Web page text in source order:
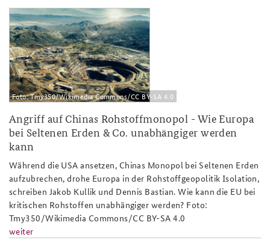
ap2-
Foto: Tmy350/Wikimedia Commons/CC BY-SA 4.0
Angriff auf Chinas Rohstoffmonopol - Wie Europa
bei Seltenen Erden & Co. unabhängiger werden
kann
Während die USA ansetzen, Chinas Monopol bei Seltenen Erden
aufzubrechen, drohe Europa in der Rohstoffgeopolitik Isolation,
schreiben Jakob Kullik und Dennis Bastian. Wie kann die EU bei
kritischen Rohstoffen unabhängiger werden? Foto:
Tmy350/Wikimedia Commons/CC BY-SA 4.0
weiter